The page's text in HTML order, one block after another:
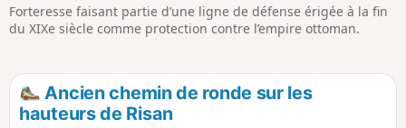
Forteresse faisant partie d’une ligne de défense érigée à la fin
du XIXe siècle comme protection contre l’empire ottoman.
Ancien chemin de ronde sur les
hauteurs de Risan